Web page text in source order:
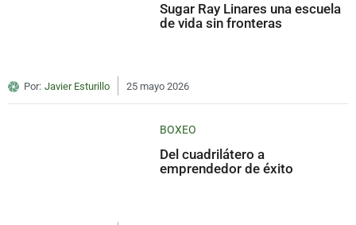
Sugar Ray Linares una escuela
de vida sin fronteras
Por: Javier Esturillo 25 mayo 2026
BOXEO
Del cuadrilátero a
emprendedor de éxito